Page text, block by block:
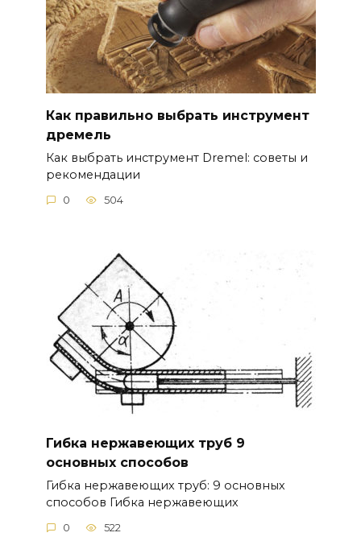
Как правильно выбрать инструмент
дремель
Как выбрать инструмент Dremel: советы и
рекомендации
0 504
Гибка нержавеющих труб 9
основных способов
Гибка нержавеющих труб: 9 основных
способов Гибка нержавеющих
0 522